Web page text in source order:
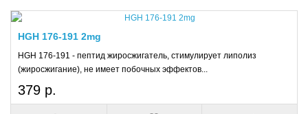
HGH 176-191 2mg
HGH 176-191 - пептид жиросжигатель, стимулирует липолиз
(жиросжигание), не имеет побочных эффектов...
379 р.